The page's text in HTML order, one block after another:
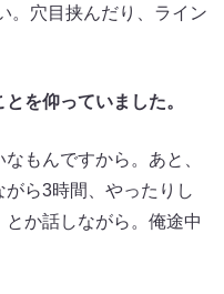
。穴目挟んだり、ライン
を仰っていました。
もんですから。あと、
ら3時間、やったりし
か話しながら。俺途中